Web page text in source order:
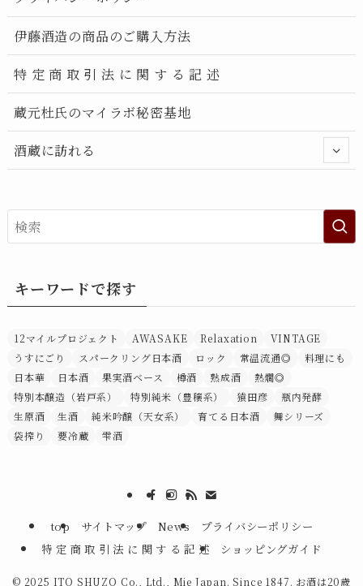
伊藤酒造の商品のご購入方法
特 定 商 取 引 法 に 関 す る 記 述
蔵元杜氏のマイラボ秘密基地
酒蔵に訪れる
キーワードで探す
12マイルプロジェクト AWASAKE Relaxation
VINTAGE
うすにごり
スパークリング日本酒 ロック 常温流通◎
料理にも
日本華
日本酒 果実酒ベース 樽酒 熟成酒
熱燗◎
特別本醸造（岩戸系）
特別純米（豊穣系） 猿田彦
瓶内発酵
生原酒
生酒 純米吟醸（天女系） 育てる日本酒
舞シリーズ
袋搾り
要冷蔵 雫酒
top サイトマップ News
プライバシーポリシー
特 定 商 取 引 法 に 関 す る 記 述
ショッピングガイド
© 2025 ITO SHUZO Co., Ltd., Mie Japan. Since 1847. お酒は20歳